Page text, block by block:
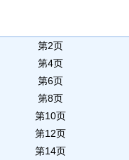
第2页
第4页
第6页
第8页
第10页
第12页
第14页